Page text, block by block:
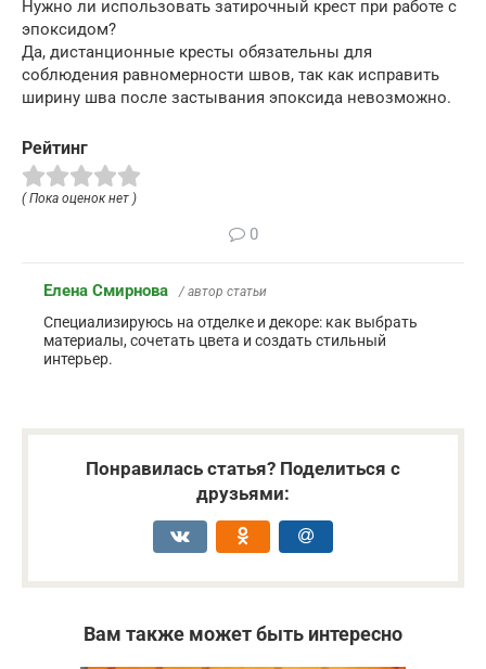
Нужно ли использовать затирочный крест при работе с
эпоксидом?
Да, дистанционные кресты обязательны для
соблюдения равномерности швов, так как исправить
ширину шва после застывания эпоксида невозможно.
Рейтинг
( Пока оценок нет )
0
Елена Смирнова / автор статьи
Специализируюсь на отделке и декоре: как выбрать
материалы, сочетать цвета и создать стильный
интерьер.
Понравилась статья? Поделиться с
друзьями:
Вам также может быть интересно